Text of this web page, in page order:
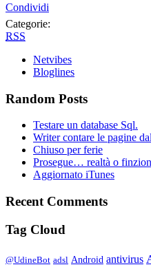
Condividi
Categorie:
RSS
Netvibes
Bloglines
Random Posts
Testare un database Sql.
Writer contare le pagine
Chiuso per ferie
Prosegue… realtà o
Aggiornato iTunes
Recent Comments
Tag Cloud
@UdineBot adsl Android antivirus